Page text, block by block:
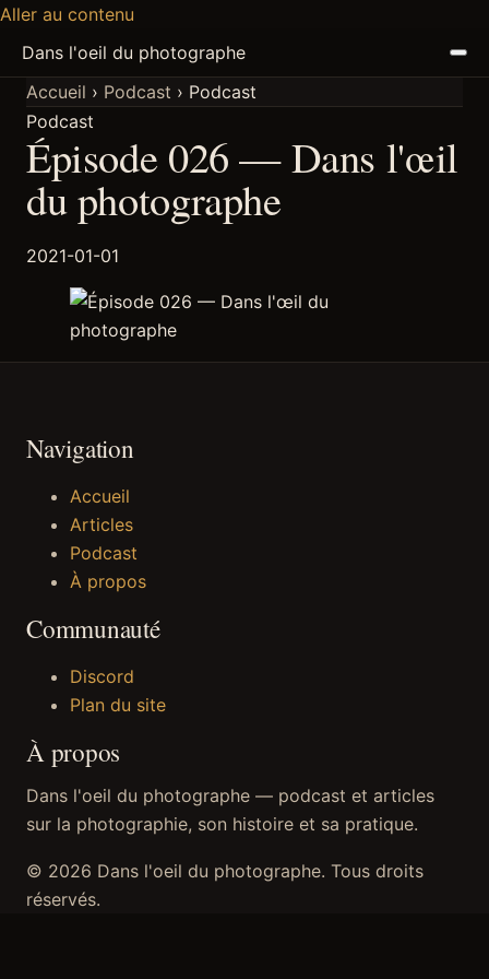
Aller au contenu
Dans l'oeil du photographe
ACCUEIL
ARTICLES
À PROPOS
DISCORD
Accueil › Podcast › Podcast
Podcast
Épisode 026 — Dans l'œil
du photographe
2021-01-01
Navigation
Accueil
Articles
Podcast
À propos
Communauté
Discord
Plan du site
À propos
Dans l'oeil du photographe — podcast et articles
sur la photographie, son histoire et sa pratique.
© 2026 Dans l'oeil du photographe. Tous droits
réservés.